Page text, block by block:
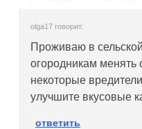
olga17 говорит:
Проживаю в
огородникам менять
некоторые
улучшите вкусовые
ответить